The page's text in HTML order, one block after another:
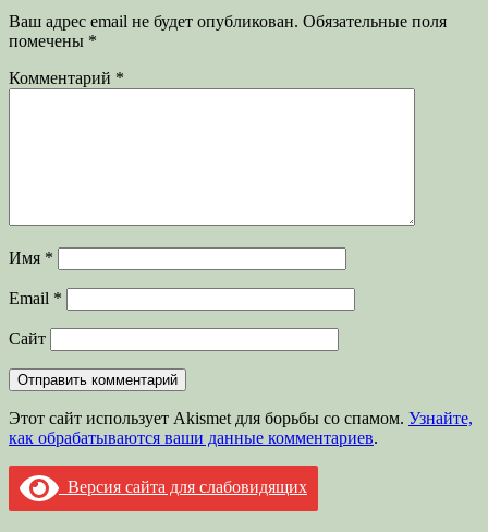
Ваш адрес email не будет опубликован. Обязательные поля
помечены *
Комментарий *
Имя *
Email *
Сайт
Этот сайт использует Akismet для борьбы со спамом. Узнайте,
как обрабатываются ваши данные комментариев.
Версия сайта для слабовидящих